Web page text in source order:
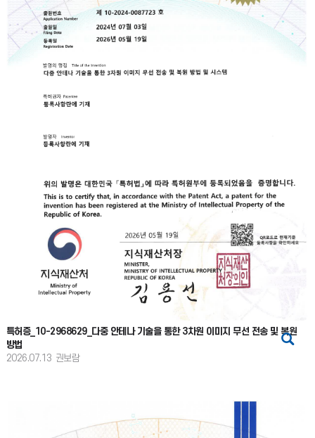
특허증_10-2968629_다중 안테나 기술을 통한 3차원 이미지 무선 전송 및 복원
방법
2026.07.13 권보람